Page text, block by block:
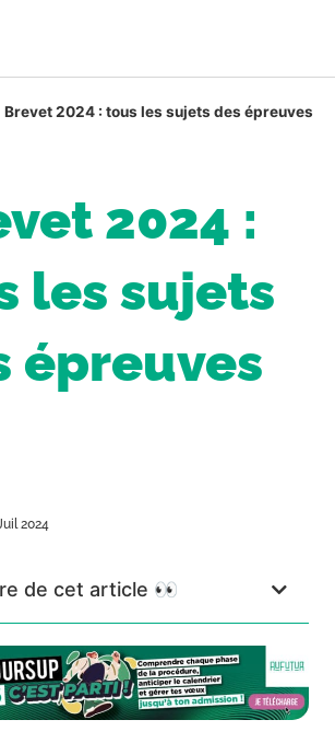
Brevet 2024 : tous les sujets des épreuves
2024 :
les sujets
épreuves
2024
de cet article 👀